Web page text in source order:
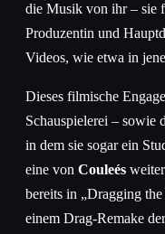
die Musik von ihr – sie
Produzentin und
Videos, wie etwa in
Dieses filmische
Schauspielerei – sowie
in dem sie sogar ein
eine von Couleés
bereits in „Dragging
einem Drag-Remake